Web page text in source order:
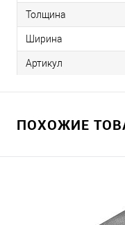
Толщина
Ширина
Артикул
ПОХОЖИЕ